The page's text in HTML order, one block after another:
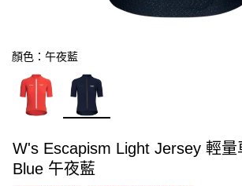
顏色：午夜藍
W's Escapism Light Jersey 輕量
Blue 午夜藍